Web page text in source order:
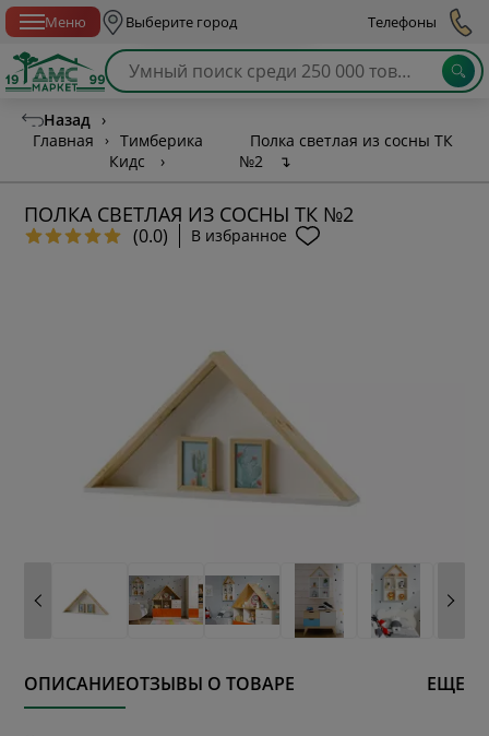
Меню Выберите город Телефоны
Назад ›
Главная
› Тимберика
Кидс
›
Полка светлая из сосны ТК
№2
↴
ПОЛКА СВЕТЛАЯ ИЗ СОСНЫ ТК №2
(0.0) В избранное
ОПИСАНИЕОТЗЫВЫ О ТОВАРЕ ЕЩЕ